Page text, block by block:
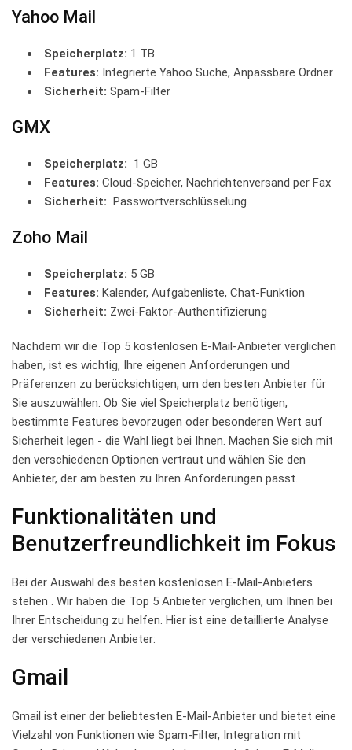
Yahoo Mail
Speicherplatz: 1 TB
Features: ‍Integrierte Yahoo‌ Suche, Anpassbare Ordner
Sicherheit: Spam-Filter
GMX
Speicherplatz: ⁣ 1 GB
Features: Cloud-Speicher, Nachrichtenversand per Fax
Sicherheit: ​ Passwortverschlüsselung
Zoho Mail
Speicherplatz: 5 GB
Features: ‍Kalender,‌ Aufgabenliste, ‍Chat-Funktion
Sicherheit: Zwei-Faktor-Authentifizierung
Nachdem wir die ⁢Top 5 kostenlosen‍ E-Mail-Anbieter verglichen
haben, ist es wichtig, Ihre eigenen Anforderungen⁣ und
Präferenzen zu berücksichtigen, um den besten‌ Anbieter für
Sie auszuwählen. Ob Sie ⁣viel⁤ Speicherplatz benötigen,
bestimmte‍ Features ⁤bevorzugen oder besonderen‌ Wert auf
Sicherheit legen ⁤- die Wahl liegt bei ⁣Ihnen. Machen Sie⁤ sich⁣ mit
den verschiedenen ⁢Optionen vertraut ⁤und wählen Sie den
⁣Anbieter, der ‍am besten zu ⁢Ihren Anforderungen ⁤passt.
Funktionalitäten und
Benutzerfreundlichkeit im Fokus
Bei der Auswahl des ‌besten ‍kostenlosen E-Mail-Anbieters
stehen . Wir haben ‌die Top 5 Anbieter verglichen, ​um⁣ Ihnen bei
Ihrer Entscheidung zu helfen. Hier ‍ist eine⁣ detaillierte Analyse
der verschiedenen‍ Anbieter:
Gmail
Gmail ist einer der beliebtesten ‍E-Mail-Anbieter und bietet⁣ eine
Vielzahl von Funktionen wie Spam-Filter, Integration ⁢mit